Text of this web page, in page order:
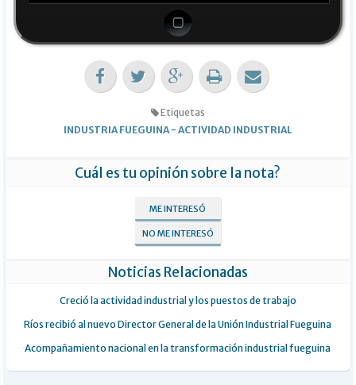
Etiquetas
INDUSTRIA FUEGUINA- ACTIVIDAD INDUSTRIAL
Cuál es tu opinión sobre la nota?
ME INTERESÓ
NO ME INTERESÓ
Noticias Relacionadas
Creció la actividad industrial y los puestos de trabajo
Ríos recibió al nuevo Director General de la Unión Industrial Fueguina
Acompañamiento nacional en la transformación industrial fueguina